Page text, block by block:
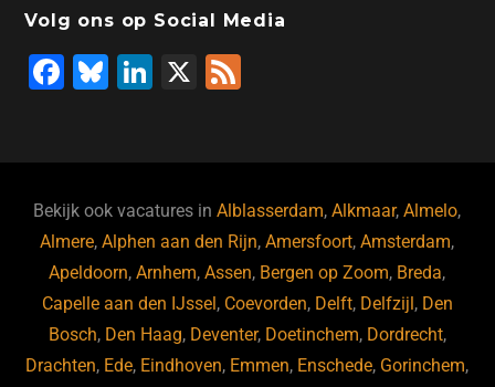
Volg ons op Social Media
F
b
o
o
k
Bl
ky
Li
dI
n
X
Bekijk ook vacatures inAlblasserdam,Alkmaar,Almelo,
Almere,Alphen aan den Rijn,Amersfoort,Amsterdam,
Apeldoorn,Arnhem,Assen, Bergen op Zoom, Breda,
Capelle aan den IJssel, Coevorden, Delft, Delfzijl, Den
Bosch, Den Haag, Deventer, Doetinchem, Dordrecht,
Drachten, Ede, Eindhoven, Emmen, Enschede, Gorinchem,